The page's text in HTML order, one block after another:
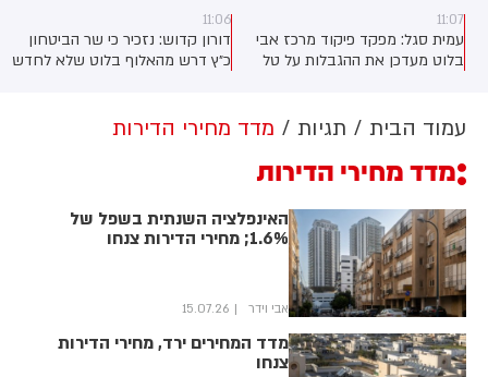
11:07
עמית סגל: מפקד פיקוד מרכז אבי
בלוט מעדכן את ההגבלות על טל
יידרש להגיע פעמיים ביום כדי
לחתום נוכחות בתחנת המשטרה
11:06
דורון קדוש: נזכיר כי שר הביטחון
כ״ץ דרש מהאלוף בלוט שלא לחדש
- האלוף בלוט משתמש בסמכותו
עמוד הבית תגיות מדד מחירי הדירות
מדד מחירי הדירות
האינפלציה השנתית בשפל של
1.6%; מחירי הדירות צנחו
אבי וידר 15.07.26
מדד המחירים ירד, מחירי הדירות
צנחו